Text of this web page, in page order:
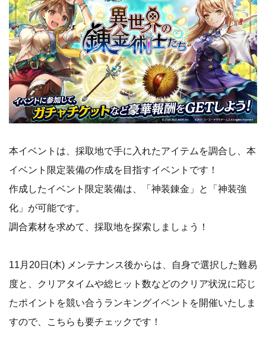
本イベントは、採取地で手に入れたアイテムを調合し、本
イベント限定装備の作成を目指すイベントです！
作成したイベント限定装備は、「神装錬金」と「神装強
化」が可能です。
調合素材を求めて、採取地を探索しましょう！
11月20日(木) メンテナンス後からは、自身で選択した難易
度と、クリアタイムや総ヒット数などのクリア状況に応じ
たポイントを競い合うランキングイベントを開催いたしま
すので、こちらも要チェックです！